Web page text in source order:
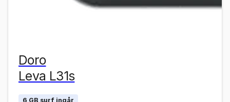
Doro
Leva L31s
6 GB surf ingår